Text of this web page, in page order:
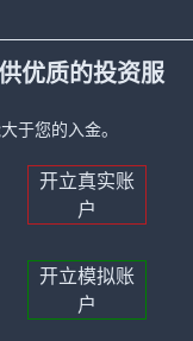
优质的投资服
于您的入金。
开立真实账
户
开立模拟账
户